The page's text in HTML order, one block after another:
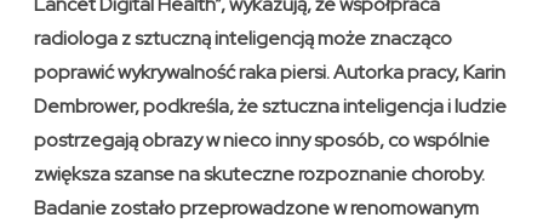
radiologa z sztuczną inteligencją może znacząco
poprawić wykrywalność raka piersi. Autorka pracy, Karin
Dembrower, podkreśla, że sztuczna inteligencja i ludzie
postrzegają obrazy w nieco inny sposób, co wspólnie
zwiększa szanse na skuteczne rozpoznanie choroby.
Badanie zostało przeprowadzone w renomowanym